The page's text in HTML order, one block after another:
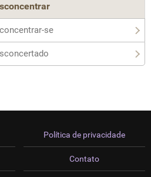
se
Política de privacidade
Contato